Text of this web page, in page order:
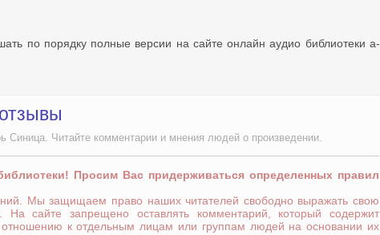
по порядку полные версии на сайте онлайн аудио библиотеки a-
Читайте комментарии и мнения людей о произведении.
Просим Вас придерживаться определенных правил
Мы защищаем право наших читателей свободно выражать свою
сайте запрещено оставлять комментарий, который содержит
к отдельным лицам или группам людей на основании их